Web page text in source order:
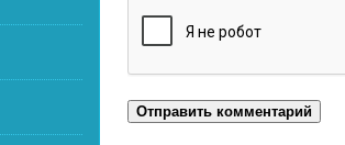
Отправить комментарий